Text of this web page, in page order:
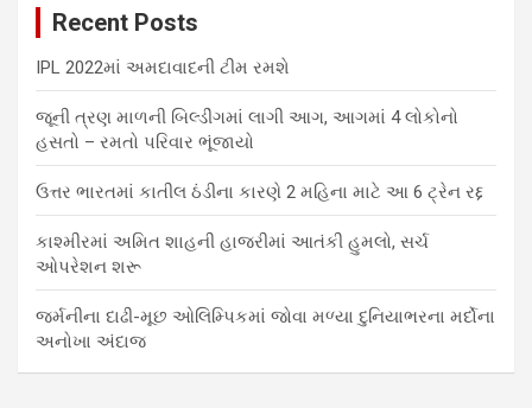
Recent Posts
IPL 2022માં અમદાવાદની ટીમ રમશે
જૂની ત્રણ માળની બિલ્ડીંગમાં લાગી આગ, આગમાં 4 લોકોનો
હસતો – રમતો પરિવાર ભૂંજાયો
ઉત્તર ભારતમાં કાતીલ ઠંડીના કારણે 2 મહિના માટે આ 6 ટ્રેન રદ્દ
કાશ્મીરમાં અમિત શાહની હાજરીમાં આતંકી હુમલો, સર્ચ
ઓપરેશન શરૂ
જર્મનીના દાઢી-મૂછ ઓલિમ્પિકમાં જોવા મળ્યા દુનિયાભરના મર્દોના
અનોખા અંદાજ